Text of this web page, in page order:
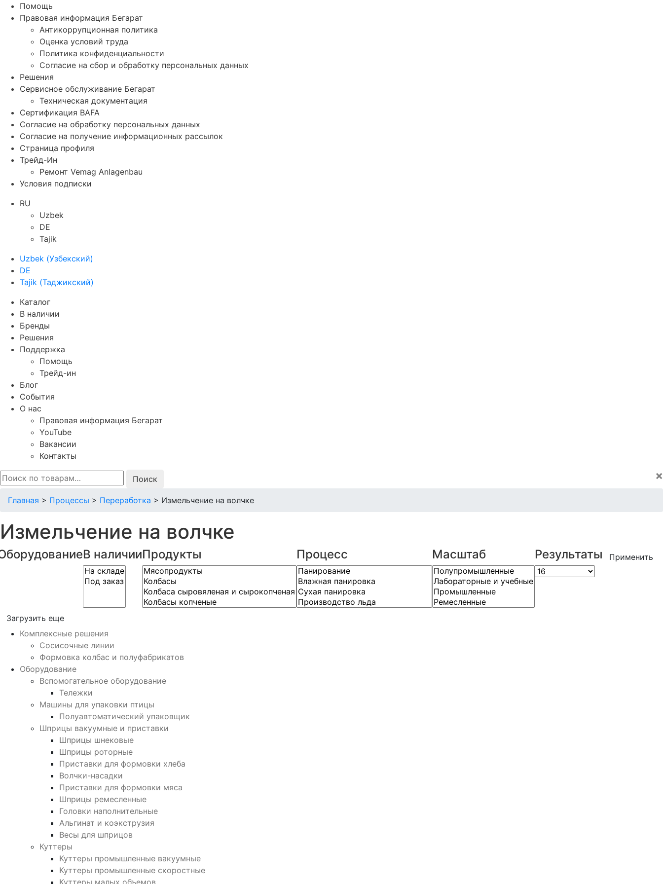
Помощь
Правовая информация Бегарат
Антикоррупционная политика
Оценка условий труда
Политика конфиденциальности
Согласие на сбор и обработку персональных данных
Решения
Сервисное обслуживание Бегарат
Техническая документация
Сертификация BAFA
Согласие на обработку персональных данных
Согласие на получение информационных рассылок
Страница профиля
Трейд-Ин
Ремонт Vemag Anlagenbau
Условия подписки
RU
Uzbek
DE
Tajik
Uzbek (Узбекский)
DE
Tajik (Таджикский)
Каталог
В наличии
Бренды
Решения
Поддержка
Помощь
Трейд-ин
Блог
События
О нас
Правовая информация Бегарат
YouTube
Вакансии
Контакты
Искать:
×
Главная > Процессы > Переработка > Измельчение на волчке
Измельчение на волчке
В наличииПродукты Процесс Масштаб Результаты Применить
Загрузить еще
Комплексные решения
Сосисочные линии
Формовка колбас и полуфабрикатов
Оборудование
Вспомогательное оборудование
Тележки
Машины для упаковки птицы
Полуавтоматический упаковщик
Шприцы вакуумные и приставки
Шприцы шнековые
Шприцы роторные
Приставки для формовки хлеба
Волчки-насадки
Приставки для формовки мяса
Шприцы ремесленные
Головки наполнительные
Альгинат и коэкструзия
Весы для шприцов
Куттеры
Куттеры промышленные вакуумные
Куттеры промышленные скоростные
Куттеры малых объемов